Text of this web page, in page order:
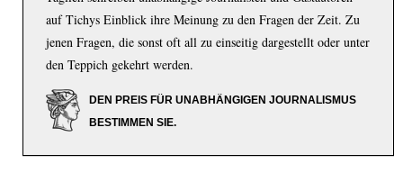
auf Tichys Einblick ihre Meinung zu den Fragen der Zeit. Zu
jenen Fragen, die sonst oft all zu einseitig dargestellt oder unter
den Teppich gekehrt werden.
DEN PREIS FÜR UNABHÄNGIGEN JOURNALISMUS
BESTIMMEN SIE.